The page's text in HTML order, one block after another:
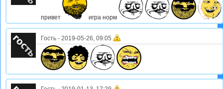
привет игра норм
Гость - 2019-05-26, 09:05